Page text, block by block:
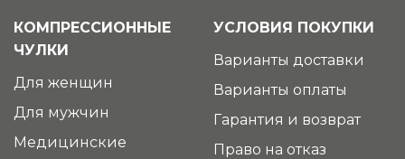
КОМПРЕССИОННЫЕ
ЧУЛКИ
Для женщин
Для мужчин
Медицинские
УСЛОВИЯ ПОКУПКИ
Варианты доставки
Варианты оплаты
Гарантия и возврат
Право на отказ